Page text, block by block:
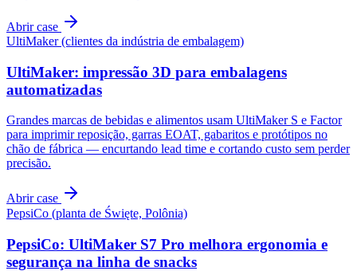
Abrir case
UltiMaker (clientes da indústria de embalagem)
UltiMaker: impressão 3D para embalagens
automatizadas
Grandes marcas de bebidas e alimentos usam UltiMaker S e Factor
para imprimir reposição, garras EOAT, gabaritos e protótipos no
chão de fábrica — encurtando lead time e cortando custo sem perder
precisão.
Abrir case
PepsiCo (planta de Święte, Polônia)
PepsiCo: UltiMaker S7 Pro melhora ergonomia e
segurança na linha de snacks